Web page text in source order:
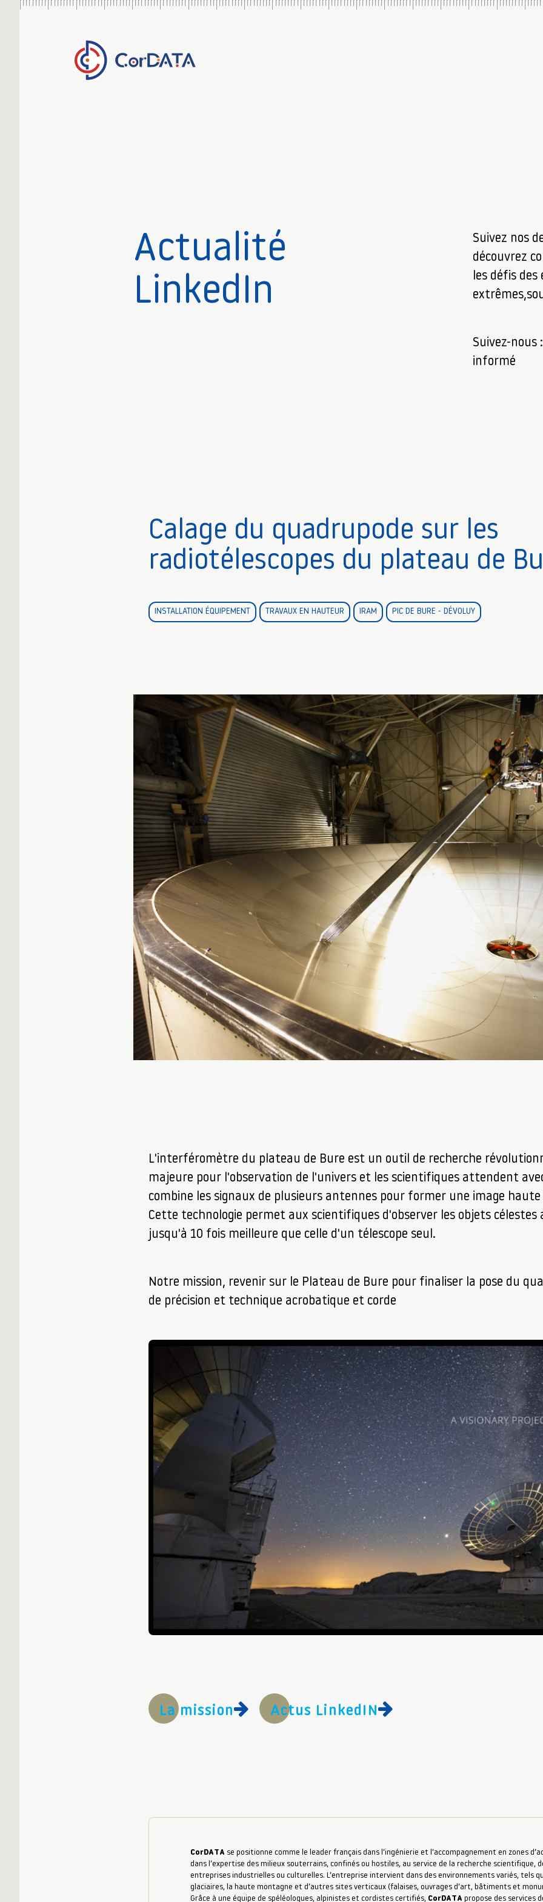
Actualité
LinkedIn
Suivez nos
découvrez
les défis
Suivez-nous
informé
Calage du quadrupode sur les
radiotélescopes du plateau de
INSTALLATION ÉQUIPEMENT TRAVAUX EN HAUTEUR IRAM PIC DE BURE - DÉVOLUY
L'interféromètre du plateau de Bure est un outil de recherche
majeure pour l'observation de l'univers et les scientifiques attendent
combine les signaux de plusieurs antennes pour former une image
Cette technologie permet aux scientifiques d'observer les objets célestes
jusqu'à 10 fois meilleure que celle d'un télescope seul.
Notre mission, revenir sur le Plateau de Bure pour finaliser la pose du
de précision et technique acrobatique et corde
La mission Actus LinkedIN
CorDATA se positionne comme le leader français dans l’ingénierie et l’accompagnement en zones
dans l’expertise des milieux souterrains, confinés ou hostiles, au service de la recherche scientifique,
entreprises industrielles ou culturelles. L’entreprise intervient dans des environnements variés, tels
glaciaires, la haute montagne et d’autres sites verticaux (falaises, ouvrages d’art, bâtiments et
Grâce à une équipe de spéléologues, alpinistes et cordistes certifiés, CorDATA propose des services